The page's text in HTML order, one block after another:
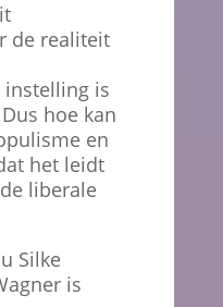
de realiteit
instelling is
hoe kan
en
het leidt
liberale
Silke
is